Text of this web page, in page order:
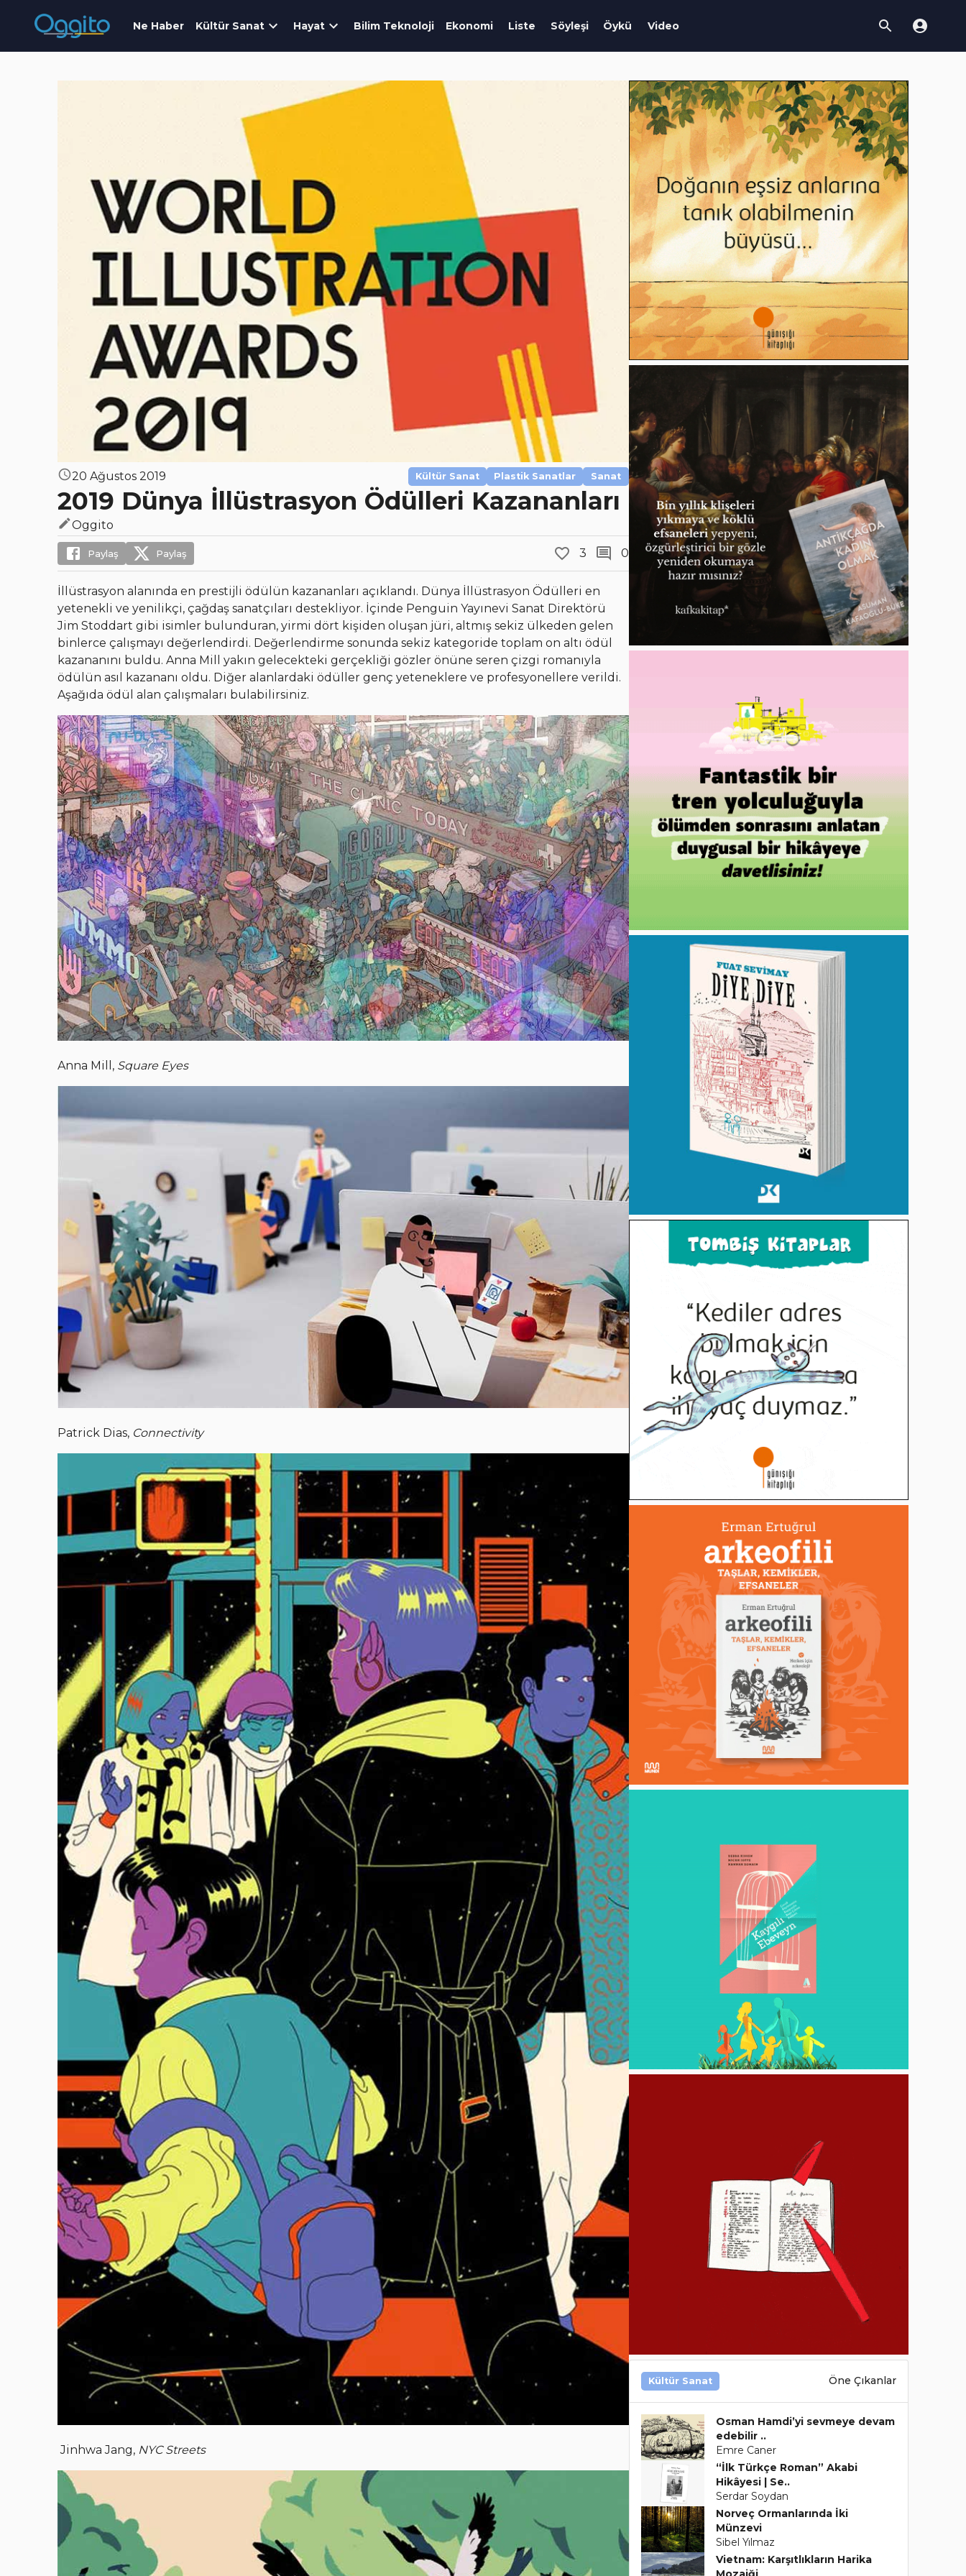
Ne Haber Kültür Sanat Hayat Bilim Teknoloji Ekonomi Liste Söyleşi Öykü Video
20 Ağustos 2019 Kültür Sanat Plastik Sanatlar Sanat
2019 Dünya İllüstrasyon Ödülleri Kazananları
Oggito
Paylaş Paylaş 3 0
İllüstrasyon alanında en prestijli ödülün kazananları açıklandı. Dünya İllüstrasyon Ödülleri en
yetenekli ve yenilikçi, çağdaş sanatçıları destekliyor. İçinde Penguin Yayınevi Sanat Direktörü
Jim Stoddart gibi isimler bulunduran, yirmi dört kişiden oluşan jüri, altmış sekiz ülkeden gelen
binlerce çalışmayı değerlendirdi. Değerlendirme sonunda sekiz kategoride toplam on altı ödül
kazananını buldu. Anna Mill yakın gelecekteki gerçekliği gözler önüne seren çizgi romanıyla
ödülün asıl kazananı oldu. Diğer alanlardaki ödüller genç yeteneklere ve profesyonellere verildi.
Aşağıda ödül alan çalışmaları bulabilirsiniz.
Anna Mill, Square Eyes
Patrick Dias, Connectivity
Jinhwa Jang, NYC Streets
Kültür Sanat Öne Çıkanlar
Osman Hamdi’yi sevmeye devam
edebilir ..
Emre Caner
“İlk Türkçe Roman” Akabi
Hikâyesi | Se..
Serdar Soydan
Norveç Ormanlarında İki
Münzevi
Sibel Yılmaz
Vietnam: Karşıtlıkların Harika